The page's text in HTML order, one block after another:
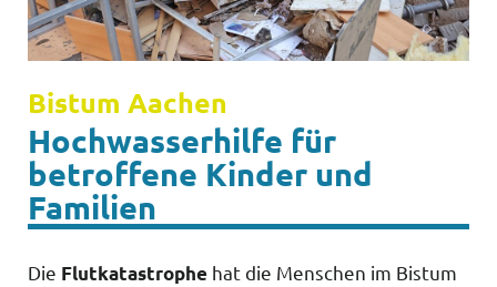
Bistum Aachen
Hochwasserhilfe für
betroffene Kinder und
Familien
Die Flutkatastrophehat die Menschen im Bistum